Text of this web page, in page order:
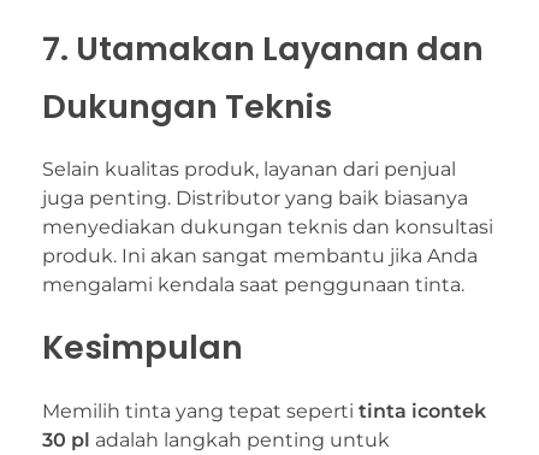
7. Utamakan Layanan dan
Dukungan Teknis
Selain kualitas produk, layanan dari penjual
juga penting. Distributor yang baik biasanya
menyediakan dukungan teknis dan konsultasi
produk. Ini akan sangat membantu jika Anda
mengalami kendala saat penggunaan tinta.
Kesimpulan
Memilih tinta yang tepat seperti tinta icontek
30 pl adalah langkah penting untuk